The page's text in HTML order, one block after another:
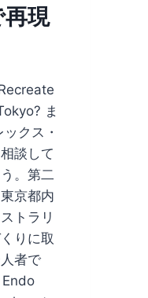
現
ま
クス・
談して
。第二
京都内
トラリ
りに取
者で